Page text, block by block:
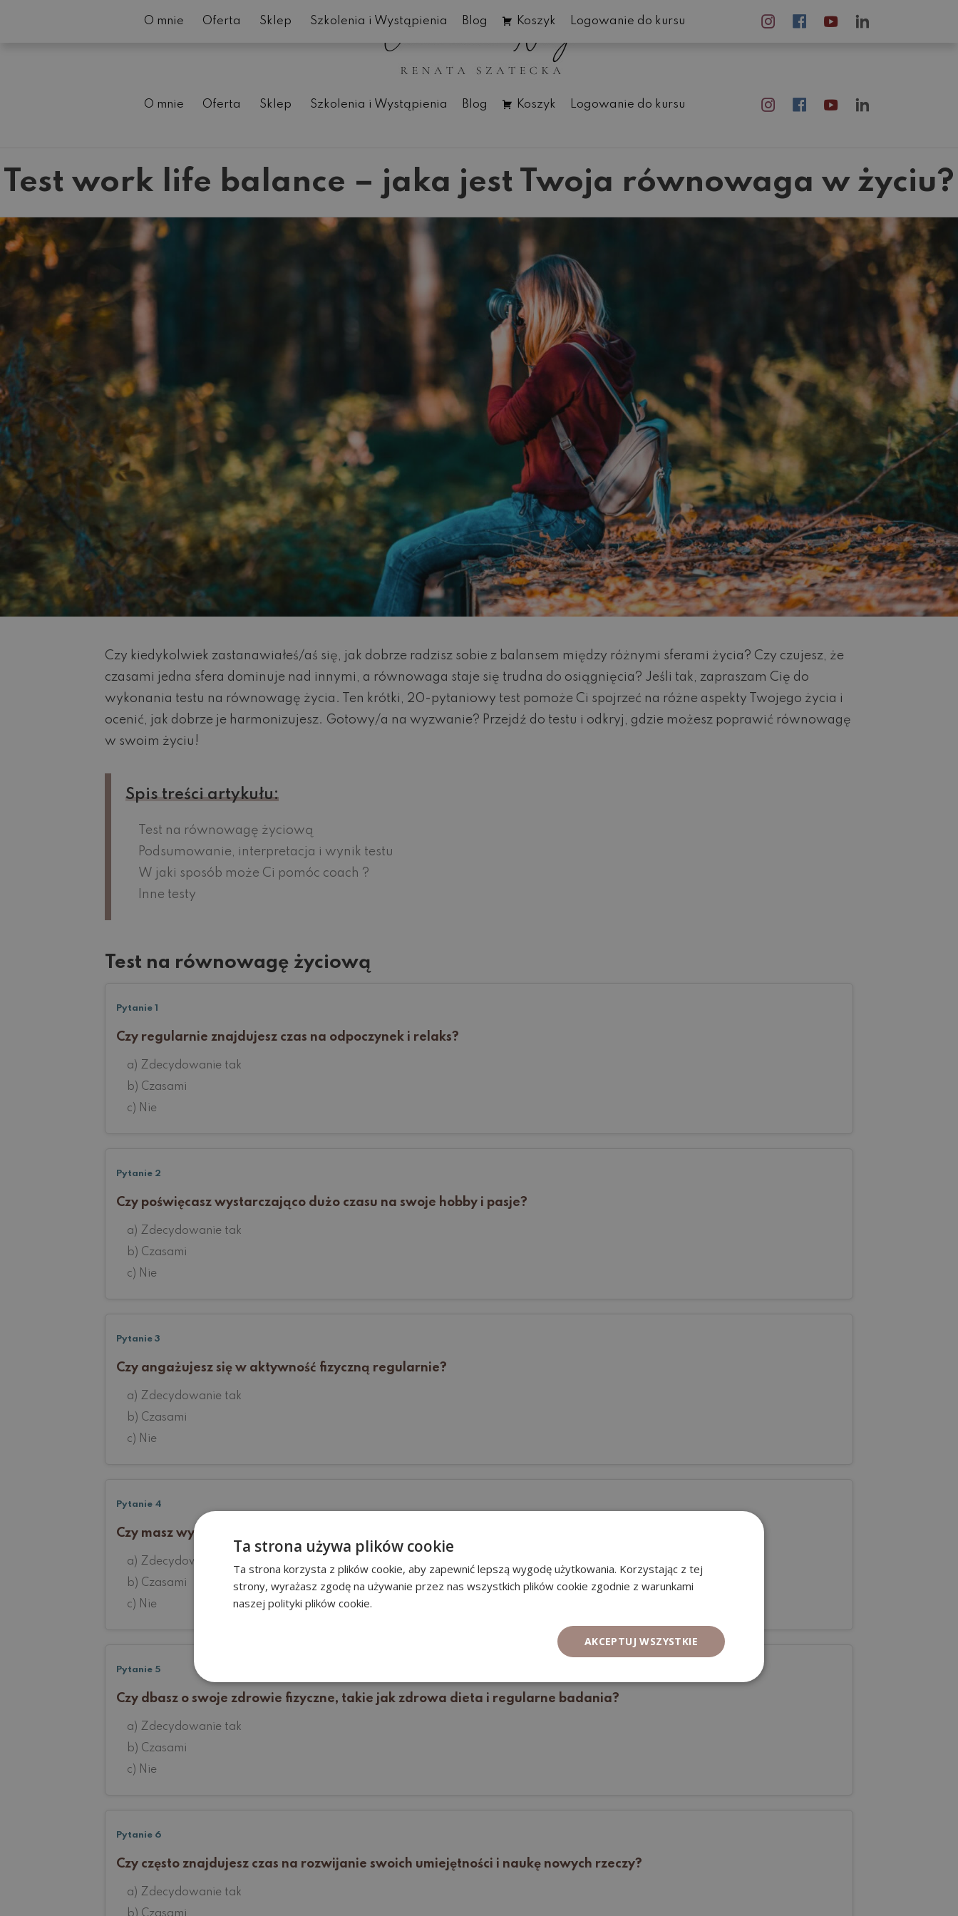
O mnie Oferta Sklep Szkolenia i Wystąpienia Blog Koszyk Logowanie do kursu
O mnie Oferta Sklep Szkolenia i Wystąpienia Blog Koszyk Logowanie do kursu
Test work life balance – jaka jest Twoja równowaga w życiu?
Czy kiedykolwiek zastanawiałeś/aś się, jak dobrze radzisz sobie z balansem między różnymi sferami życia? Czy czujesz, że
czasami jedna sfera dominuje nad innymi, a równowaga staje się trudna do osiągnięcia? Jeśli tak, zapraszam Cię do
wykonania testu na równowagę życia. Ten krótki, 20-pytaniowy test pomoże Ci spojrzeć na różne aspekty Twojego życia i
ocenić, jak dobrze je harmonizujesz. Gotowy/a na wyzwanie? Przejdź do testu i odkryj, gdzie możesz poprawić równowagę
w swoim życiu!
Spis treści artykułu:
Test na równowagę życiową
Podsumowanie, interpretacja i wynik testu
W jaki sposób może Ci pomóc coach ?
Inne testy
Test na równowagę życiową
Pytanie 1
Czy regularnie znajdujesz czas na odpoczynek i relaks?
a) Zdecydowanie tak
b) Czasami
c) Nie
Pytanie 2
Czy poświęcasz wystarczająco dużo czasu na swoje hobby i pasje?
a) Zdecydowanie tak
b) Czasami
c) Nie
Pytanie 3
Czy angażujesz się w aktywność fizyczną regularnie?
a) Zdecydowanie tak
b) Czasami
c) Nie
Pytanie 4
Czy masz wystarczająco dużo czasu na spędzanie z rodziną i bliskimi?
a) Zdecydowanie tak
b) Czasami
c) Nie
Pytanie 5
Czy dbasz o swoje zdrowie fizyczne, takie jak zdrowa dieta i regularne badania?
a) Zdecydowanie tak
b) Czasami
c) Nie
Pytanie 6
Czy często znajdujesz czas na rozwijanie swoich umiejętności i naukę nowych rzeczy?
a) Zdecydowanie tak
Ta strona używa plików cookie
Ta strona korzysta z plików cookie, aby zapewnić lepszą wygodę użytkowania. Korzystając z tej
strony, wyrażasz zgodę na używanie przez nas wszystkich plików cookie zgodnie z warunkami
naszej polityki plików cookie.
AKCEPTUJ WSZYSTKIE